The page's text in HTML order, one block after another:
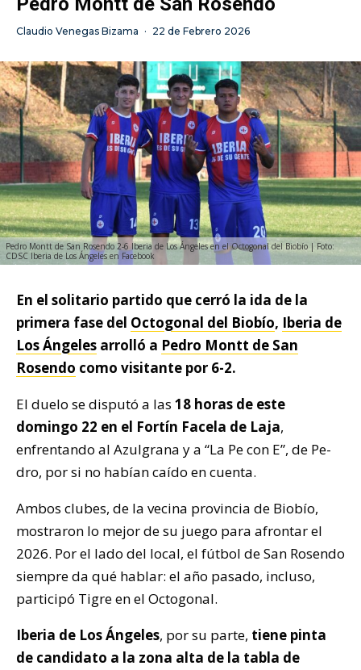
Claudio Venegas Bizama · 22 de Febrero 2026
Pedro Montt de San Rosendo 2-6 Iberia de Los Ángeles en el Octogonal del Biobío | Foto:
CDSC Iberia de Los Ángeles en Facebook
En el solitario partido que cerró la ida de la
primera fase del Octogonal del Biobío, Iberia de
Los Ángeles arrolló a Pedro Montt de San
Rosendo como visitante por 6-2.
El duelo se disputó a las 18 horas de este
domingo 22 en el Fortín Facela de Laja,
enfrentando al Azulgrana y a “La Pe con E”, de Pe-
dro, por si no habían caído en cuenta.
Ambos clubes, de la vecina provincia de Biobío,
mostraron lo mejor de su juego para afrontar el
2026. Por el lado del local, el fútbol de San Rosendo
siempre da qué hablar: el año pasado, incluso,
participó Tigre en el Octogonal.
Iberia de Los Ángeles, por su parte, tiene pinta
de candidato a la zona alta de la tabla de